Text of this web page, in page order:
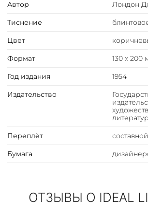
Лондона вместе с собранием его
выполненный из натуральной кожи и
бумаги.
ИСПОЛНЕНИЕ
Составной переплет ручной работы
дизайнерская бумага)
Изготавливается по индивидуальному
Шелковые каптал и ляссе, форзацы из
бумаги, переплет украшен блинтовым
Автор Лондон
Тиснение
Цвет
Формат 130 х 200
Год издания 1954
Издательство
Переплёт составной
Бумага
ОТЗЫВЫ О IDEAL